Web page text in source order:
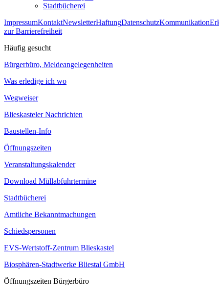
Stadtbücherei
ImpressumKontaktNewsletterHaftungDatenschutzKommunikation
zur Barrierefreiheit
Häufig gesucht
Bürgerbüro, Meldeangelegenheiten
Was erledige ich wo
Wegweiser
Blieskasteler Nachrichten
Baustellen-Info
Öffnungszeiten
Veranstaltungskalender
Download Müllabfuhrtermine
Stadtbücherei
Amtliche Bekanntmachungen
Schiedspersonen
EVS-Wertstoff-Zentrum Blieskastel
Biosphären-Stadtwerke Bliestal GmbH
Öffnungszeiten Bürgerbüro